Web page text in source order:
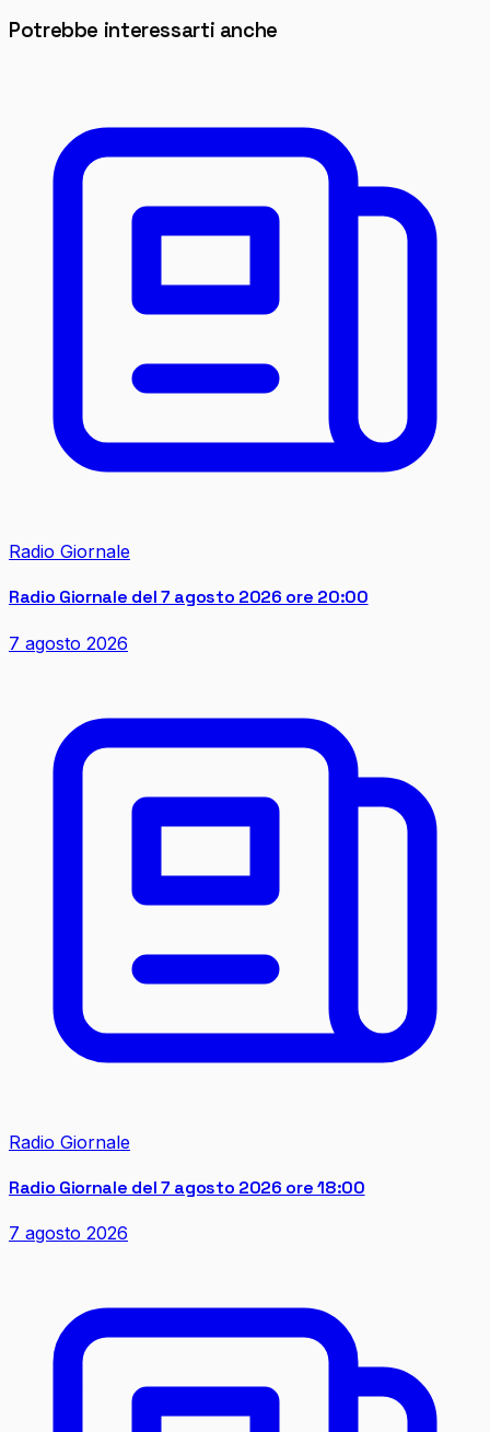
Potrebbe interessarti anche
Radio Giornale
Radio Giornale del 7 agosto 2026 ore 20:00
7 agosto 2026
Radio Giornale
Radio Giornale del 7 agosto 2026 ore 18:00
7 agosto 2026